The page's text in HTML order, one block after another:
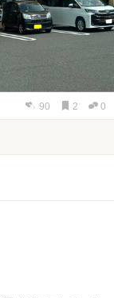
90 2 0